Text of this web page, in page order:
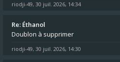
riodji-49, 30 juil. 2026, 14:34
Re: Éthanol
Doublon à supprimer
riodji-49, 30 juil. 2026, 14:30